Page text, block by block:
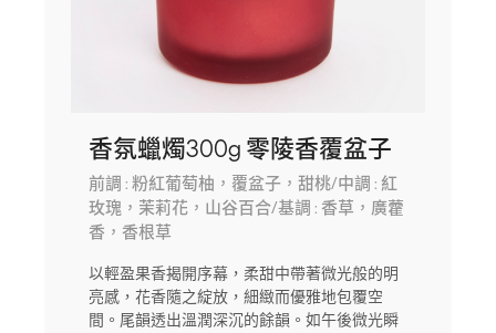
香氛蠟燭300g 零陵香覆盆子
前調 : 粉紅葡萄柚，覆盆子，甜桃/中調 : 紅
玫瑰，茉莉花，山谷百合/基調 : 香草，廣藿
香，香根草
以輕盈果香揭開序幕，柔甜中帶著微光般的明
亮感，花香隨之綻放，細緻而優雅地包覆空
間。尾韻透出溫潤深沉的餘韻。如午後微光瞬